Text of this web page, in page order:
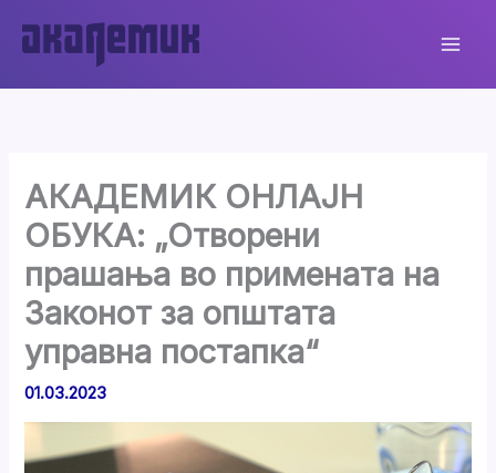
content
АКАДЕМИК ОНЛАЈН
ОБУКА: „Отворени
прашања во примената на
Законот за општата
управна постапка“
01.03.2023